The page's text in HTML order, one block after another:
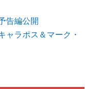
告編公開
ラポス＆マーク・